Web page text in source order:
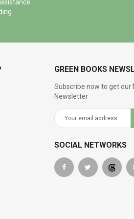
GREEN BOOKS
Subscribe now to get our
Newsletter
SOCIAL NETWORKS